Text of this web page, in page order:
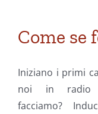
Come se
Iniziano i primi
noi in radio
facciamo?